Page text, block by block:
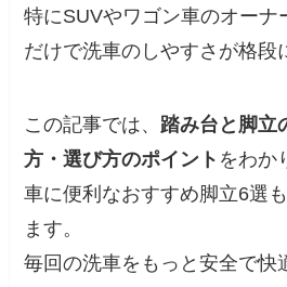
特にSUVやワゴン車のオーナ
だけで洗車のしやすさが格段
この記事では、 踏み台と脚立
方・選び方のポイント をわか
車に便利なおすすめ脚立6選
ます。
毎回の洗車をもっと安全で快